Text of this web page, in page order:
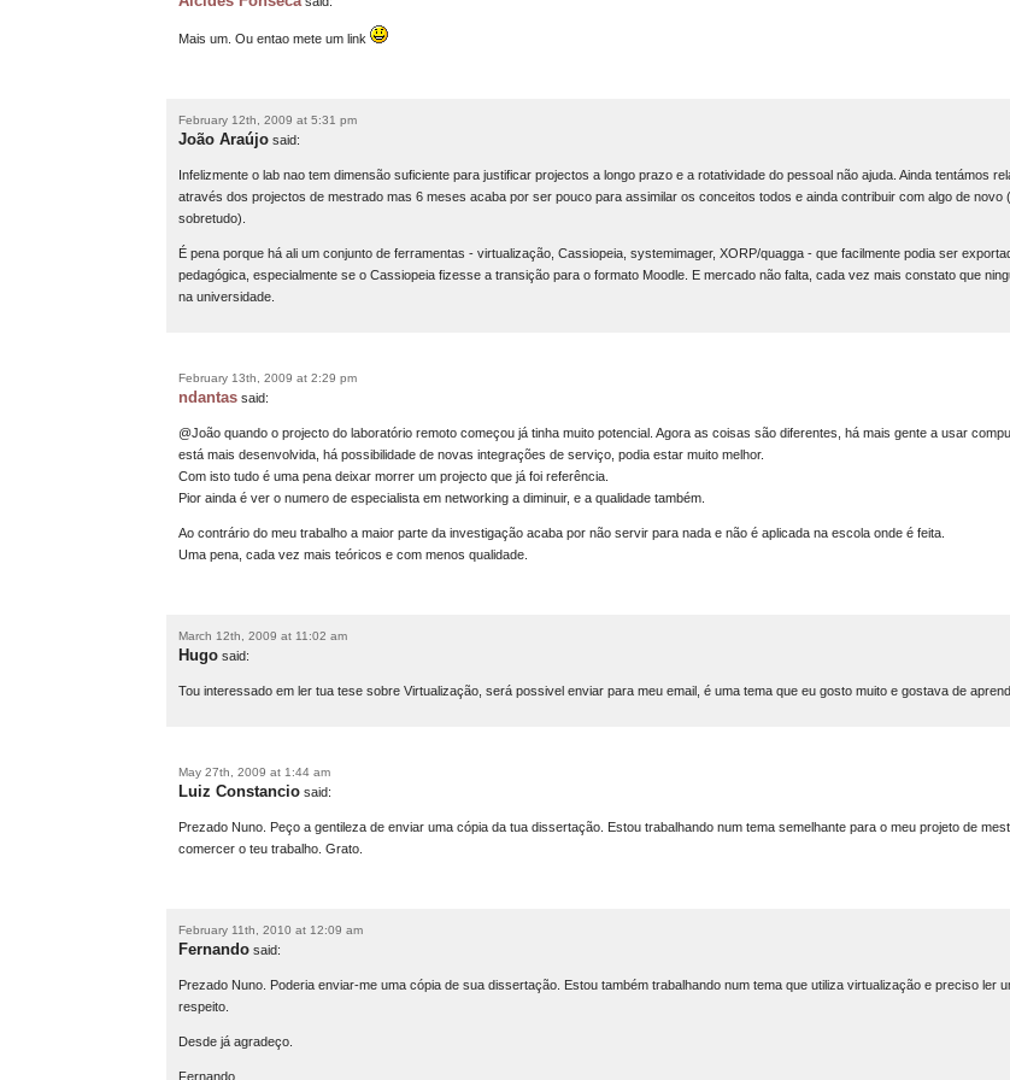
Mais um. Ou entao mete um link
February 12th, 2009 at 5:31 pm
João Araújosaid:
Infelizmente o lab nao tem dimensão suficiente para justificar projectos a longo prazo e a rotatividade do pessoal não ajuda. Ainda tentámos
através dos projectos de mestrado mas 6 meses acaba por ser pouco para assimilar os conceitos todos e ainda contribuir com algo de novo
sobretudo).
É pena porque há ali um conjunto de ferramentas - virtualização, Cassiopeia, systemimager, XORP/quagga - que facilmente podia ser
pedagógica, especialmente se o Cassiopeia fizesse a transição para o formato Moodle. E mercado não falta, cada vez mais constato que
na universidade.
February 13th, 2009 at 2:29 pm
ndantassaid:
@João quando o projecto do laboratório remoto começou já tinha muito potencial. Agora as coisas são diferentes, há mais gente a usar
está mais desenvolvida, há possibilidade de novas integrações de serviço, podia estar muito melhor.
Com isto tudo é uma pena deixar morrer um projecto que já foi referência.
Pior ainda é ver o numero de especialista em networking a diminuir, e a qualidade também.
Ao contrário do meu trabalho a maior parte da investigação acaba por não servir para nada e não é aplicada na escola onde é feita.
Uma pena, cada vez mais teóricos e com menos qualidade.
March 12th, 2009 at 11:02 am
Hugosaid:
Tou interessado em ler tua tese sobre Virtualização, será possivel enviar para meu email, é uma tema que eu gosto muito e gostava de
May 27th, 2009 at 1:44 am
Luiz Constanciosaid:
Prezado Nuno. Peço a gentileza de enviar uma cópia da tua dissertação. Estou trabalhando num tema semelhante para o meu projeto de
comercer o teu trabalho. Grato.
February 11th, 2010 at 12:09 am
Fernandosaid:
Prezado Nuno. Poderia enviar-me uma cópia de sua dissertação. Estou também trabalhando num tema que utiliza virtualização e preciso ler
respeito.
Desde já agradeço.
Fernando